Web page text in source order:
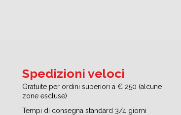
Spedizioni veloci
Gratuite per ordini superiori a € 250 (alcune
zone escluse)
Tempi di consegna standard 3/4 giorni